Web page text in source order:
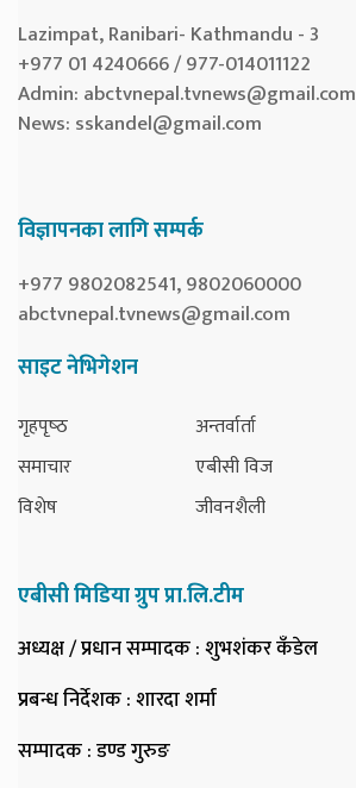
Lazimpat, Ranibari- Kathmandu - 3
+977 01 4240666 / 977-014011122
Admin: abctvnepal.tvnews@gmail.com
News: sskandel@gmail.com
विज्ञापनका लागि सम्पर्क
+977 9802082541, 9802060000
abctvnepal.tvnews@gmail.com
साइट नेभिगेशन
गृहपृष्‍ठ
समाचार
विशेष
अन्तर्वार्ता
एबीसी विज
जीवनशैली
एबीसी मिडिया ग्रुप प्रा.लि.टीम
अध्यक्ष / प्रधान सम्पादक: शुभशंकर कँडेल
प्रबन्ध निर्देशक: शारदा शर्मा
सम्पादक: डण्ड गुरुङ